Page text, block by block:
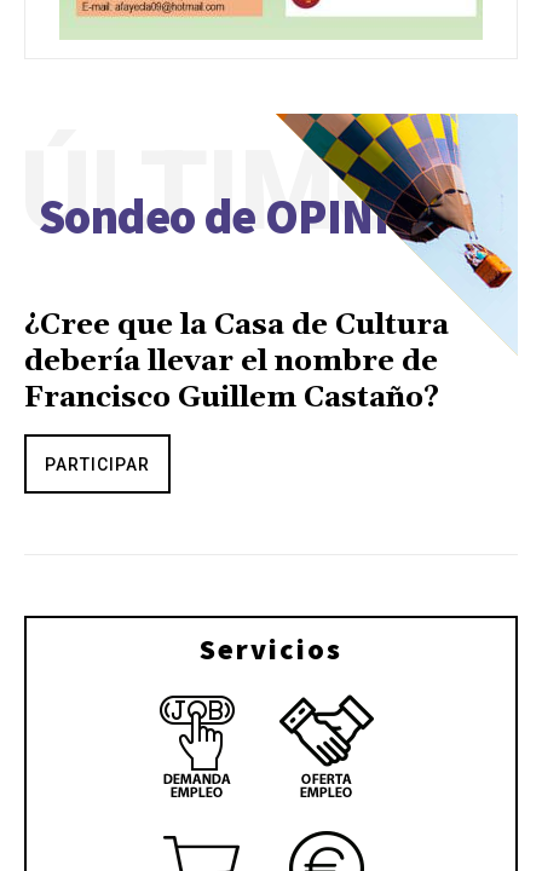
Sondeo de OPINIÓN
ÚLTIMO
¿Cree que la Casa de Cultura
debería llevar el nombre de
Francisco Guillem Castaño?
PARTICIPAR
Servicios